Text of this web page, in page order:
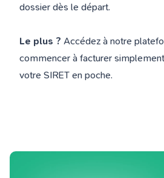
dossier dès le départ.
Le plus ? Accédez à notre
commencer à facturer
votre SIRET en poche.